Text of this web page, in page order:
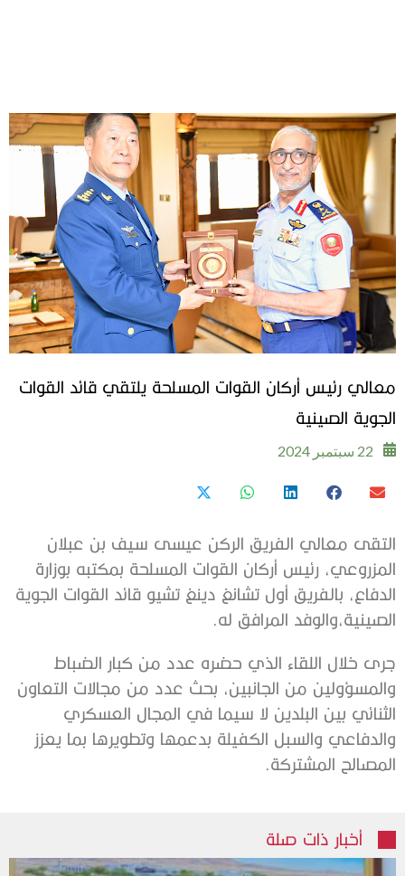
معالي رئيس أركان القوات المسلحة يلتقي قائد القوات
الجوية الصينية
22 سبتمبر 2024
التقى معالي الفريق الركن عيسى سيف بن عبلان
المزروعي، رئيس أركان القوات المسلحة بمكتبه بوزارة
الدفاع، بالفريق أول تشانغ دينغ تشيو قائد القوات الجوية
الصينية،والوفد المرافق له.
جرى خلال اللقاء الذي حضره عدد من كبار الضباط
والمسؤولين من الجانبين، بحث عدد من مجالات التعاون
الثنائي بين البلدين لا سيما في المجال العسكري
والدفاعي والسبل الكفيلة بدعمها وتطويرها بما يعزز
المصالح المشتركة.
أخبار ذات صلة